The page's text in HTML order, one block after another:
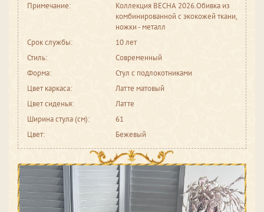
Примечание:
Коллекция ВЕСНА 2026.Обивка из
комбинированной с экокожей ткани,
ножки - металл
Срок службы:
10 лет
Стиль:
Современный
Форма:
Стул с подлокотниками
Цвет каркаса:
Латте матовый
Цвет сиденья:
Латте
Ширина стула (см):
61
Цвет:
Бежевый